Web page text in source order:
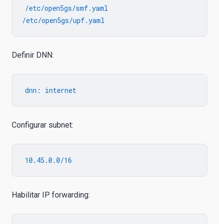
/etc/open5gs/smf.yaml
Definir DNN:
Configurar subnet:
Habilitar IP forwarding: